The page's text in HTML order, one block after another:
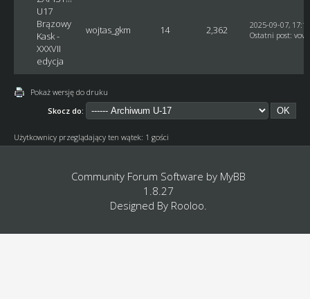
U17
Brązowy
Kask -
XXXVII
edycja
wojtas_gkm 14 2,362
2025-09-07,
Ostatni post:
Pokaż wersję do druku
Skocz do:
Użytkownicy przeglądający ten wątek: 1 gości
Community Forum Software by MyBB
1.8.27
Designed By Rooloo.